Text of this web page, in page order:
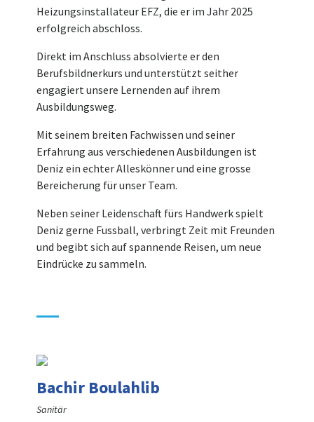
Heizungsinstallateur EFZ, die er im Jahr 2025
erfolgreich abschloss.
Direkt im Anschluss absolvierte er den
Berufsbildnerkurs und unterstützt seither
engagiert unsere Lernenden auf ihrem
Ausbildungsweg.
Mit seinem breiten Fachwissen und seiner
Erfahrung aus verschiedenen Ausbildungen ist
Deniz ein echter Alleskönner und eine grosse
Bereicherung für unser Team.
Neben seiner Leidenschaft fürs Handwerk spielt
Deniz gerne Fussball, verbringt Zeit mit Freunden
und begibt sich auf spannende Reisen, um neue
Eindrücke zu sammeln.
Bachir Boulahlib
Sanitär